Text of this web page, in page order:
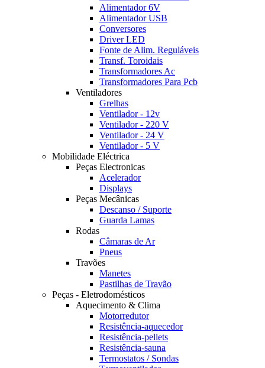
Alimentador 6V
Alimentador USB
Conversores
Driver LED
Fonte de Alim. Reguláveis
Transf. Toroidais
Transformadores Ac
Transformadores Para Pcb
Ventiladores
Grelhas
Ventilador - 12v
Ventilador - 220 V
Ventilador - 24 V
Ventilador - 5 V
Mobilidade Eléctrica
Peças Electronicas
Acelerador
Displays
Peças Mecânicas
Descanso / Suporte
Guarda Lamas
Rodas
Câmaras de Ar
Pneus
Travões
Manetes
Pastilhas de Travão
Peças - Eletrodomésticos
Aquecimento & Clima
Motorredutor
Resistência-aquecedor
Resistência-pellets
Resistência-sauna
Termostatos / Sondas